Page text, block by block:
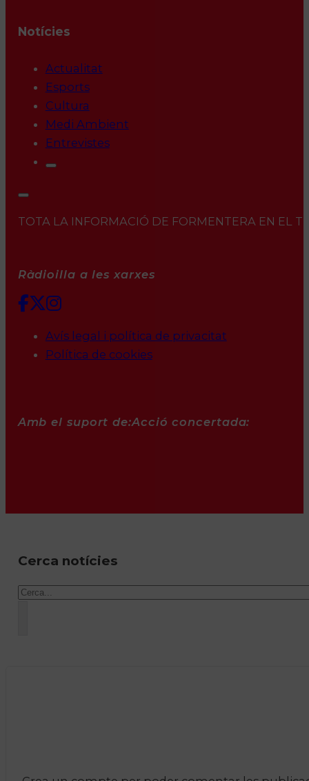
Notícies
Actualitat
Esports
Cultura
Medi Ambient
Entrevistes
TOTA LA INFORMACIÓ DE FORMENTERA EN EL
Ràdioilla a les xarxes
Avís legal i política de privacitat
Política de cookies
Amb el suport de:Acció concertada:
Cerca notícies
Cercar